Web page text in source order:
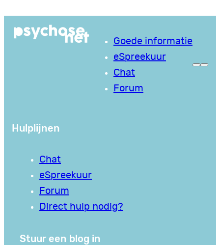
naar
Goede informatie
eSpreekuur
Chat
Forum
Hulplijnen
Chat
eSpreekuur
Forum
Direct hulp nodig?
Stuur een blog in